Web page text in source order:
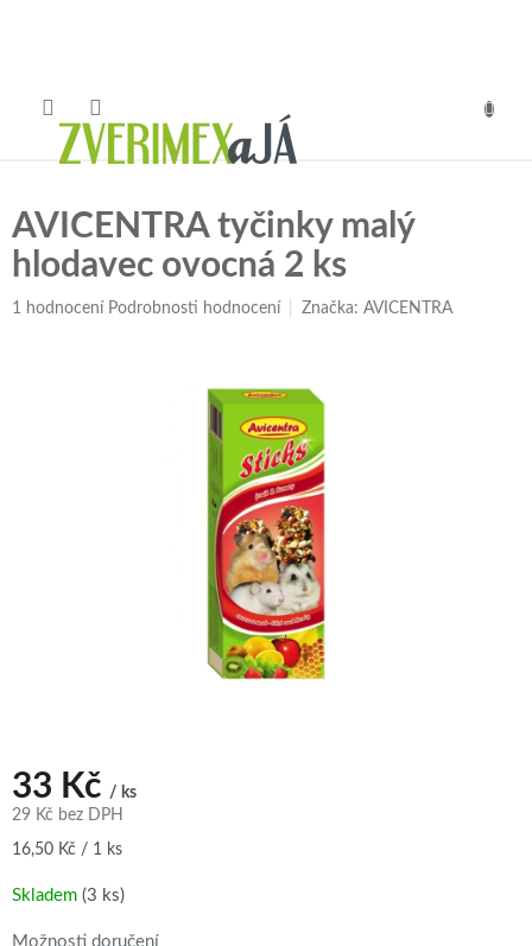
AVICENTRA tyčinky malý
hlodavec ovocná 2 ks
Průměrné
1 hodnocení Podrobnosti hodnocení Značka:AVICENTRA
33 Kč / ks
29 Kč bez DPH
Měrná
16,50 Kč / 1 ks
Skladem (3 ks)
Možnosti doručení